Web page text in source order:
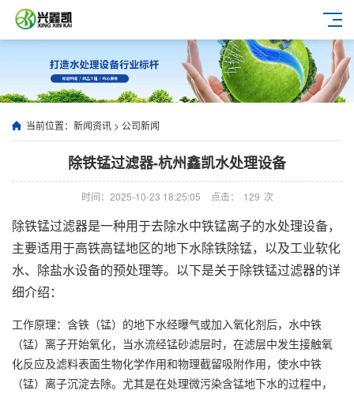
当前位置： 新闻资讯 > 公司新闻
除铁锰过滤器-杭州鑫凯水处理设备
时间：2025-10-23 18:25:05 点击： 129 次
除铁锰过滤器是一种用于去除水中铁锰离子的水处理设备，
主要适用于高铁高锰地区的地下水除铁除锰，以及工业软化
水、除盐水设备的预处理等。以下是关于除铁锰过滤器的详
细介绍：
工作原理：含铁（锰）的地下水经曝气或加入氧化剂后，水中铁
（锰）离子开始氧化，当水流经锰砂滤层时，在滤层中发生接触氧
化反应及滤料表面生物化学作用和物理截留吸附作用，使水中铁
（锰）离子沉淀去除。尤其是在处理微污染含锰地下水的过程中，